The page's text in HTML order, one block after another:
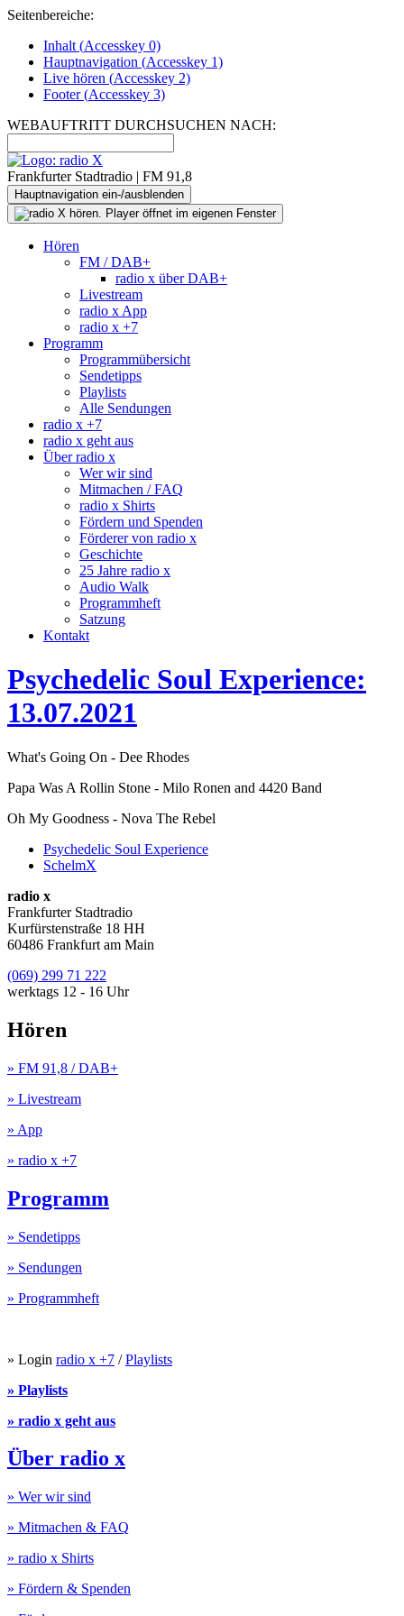
Seitenbereiche:
Inhalt (Accesskey 0)
Hauptnavigation (Accesskey 1)
Live hören (Accesskey 2)
Footer(Accesskey 3)
WEBAUFTRITT DURCHSUCHEN NACH:
Frankfurter Stadtradio | FM 91,8
Hauptnavigation ein-/ausblenden
Hören
FM / DAB+
radio x über DAB+
Livestream
radio x App
radio x +7
Programm
Programmübersicht
Sendetipps
Playlists
Alle Sendungen
radio x +7
radio x geht aus
Über radio x
Wer wir sind
Mitmachen / FAQ
radio x Shirts
Fördern und Spenden
Förderer von radio x
Geschichte
25 Jahre radio x
Audio Walk
Programmheft
Satzung
Kontakt
Psychedelic Soul Experience:
13.07.2021
What's Going On - Dee Rhodes
Papa Was A Rollin Stone - Milo Ronen and 4420 Band
Oh My Goodness - Nova The Rebel
Psychedelic Soul Experience
SchelmX
radio x
Frankfurter Stadtradio
Kurfürstenstraße 18 HH
60486 Frankfurt am Main
(069) 299 71 222
werktags 12 - 16 Uhr
Hören
» FM 91,8 / DAB+
» Livestream
» App
» radio x +7
Programm
» Sendetipps
» Sendungen
» Programmheft
» Login radio x +7 /Playlists
» Playlists
» radio x geht aus
Über radio x
» Wer wir sind
» Mitmachen & FAQ
» radio x Shirts
» Fördern & Spenden